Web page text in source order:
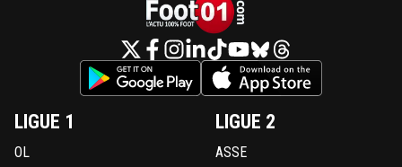
LIGUE 1
OL
LIGUE 2
ASSE